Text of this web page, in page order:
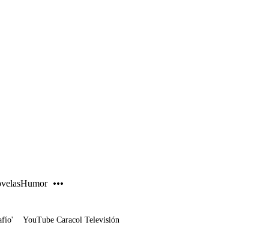
Humor
YouTube Caracol Televisión